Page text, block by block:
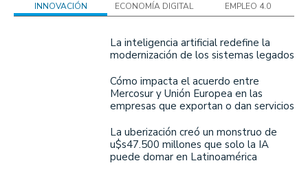
INNOVACIÓN ECONOMÍA DIGITAL EMPLEO 4.0
La inteligencia artificial redefine la
modernización de los sistemas legados
Cómo impacta el acuerdo entre
Mercosur y Unión Europea en las
empresas que exportan o dan servicios
La uberización creó un monstruo de
u$s47.500 millones que solo la IA
puede domar en Latinoamérica